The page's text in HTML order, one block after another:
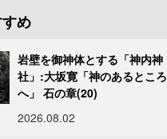
め
岩壁を御神体とする「神内神
社」:大坂寛「神のあるところ
へ」 石の章(20)
2026.08.02